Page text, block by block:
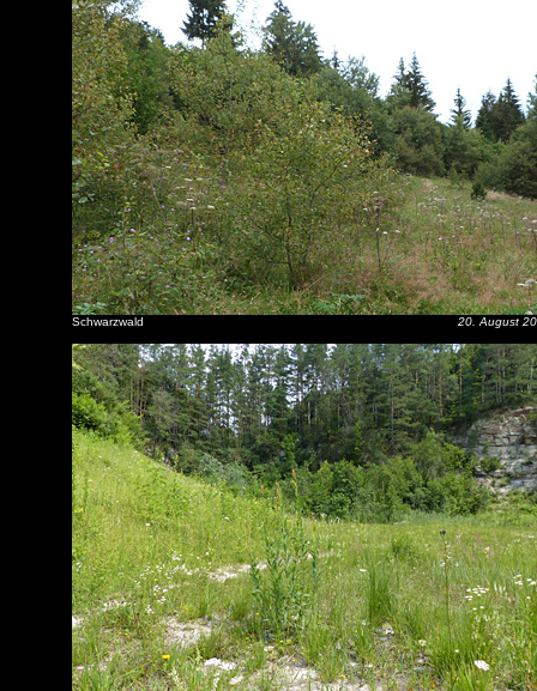
Schwarzwald 20. August